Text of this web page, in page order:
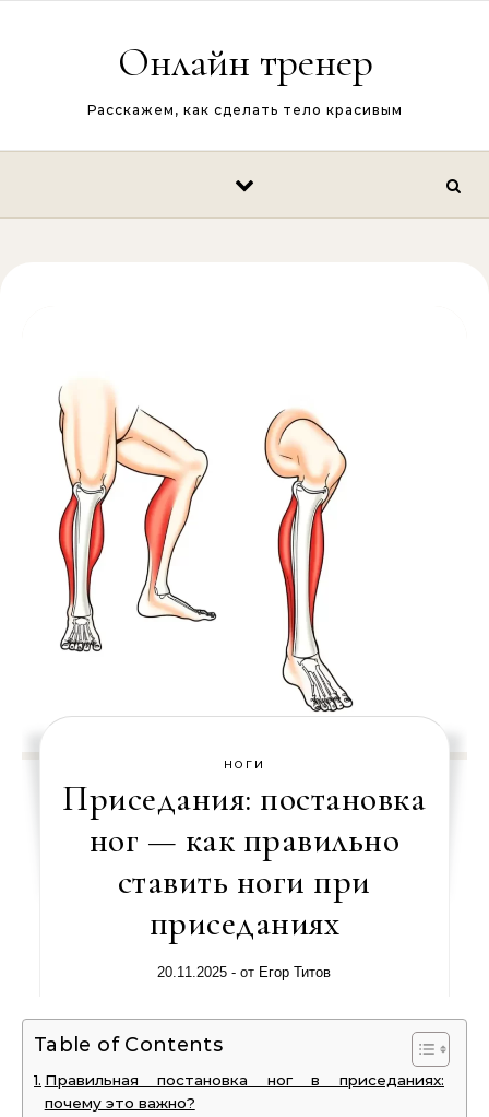
Онлайн тренер
Расскажем, как сделать тело красивым
НОГИ
Приседания: постановка
ног — как правильно
ставить ноги при
приседаниях
20.11.2025 - от Егор Титов
Table of Contents
Правильная постановка ног в приседаниях:
почему это важно?